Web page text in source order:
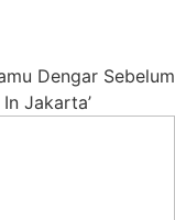
Dengar Sebelum
Jakarta’